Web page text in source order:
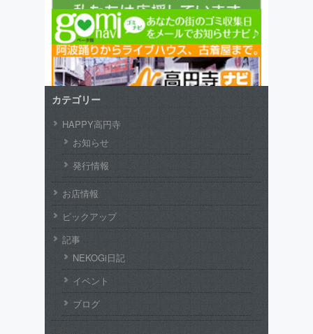
カテゴリー
HAPPY高円寺
お知らせ
発行情報
お店情報
ピックアップ
記事
NEKOGi日記
イベント
ブログ